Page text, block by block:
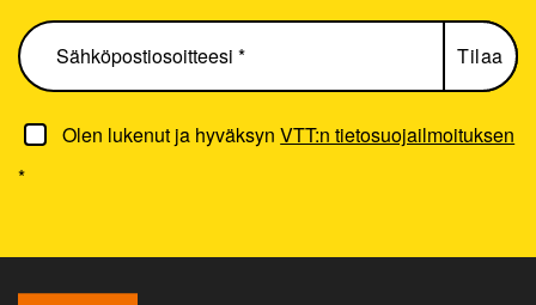
Olen lukenut ja hyväksynVTT:n tietosuojailmoituksen
*